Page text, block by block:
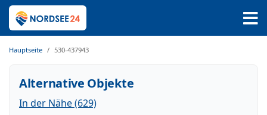
Hauptseite 530-437943
Alternative Objekte
In der Nähe (629)